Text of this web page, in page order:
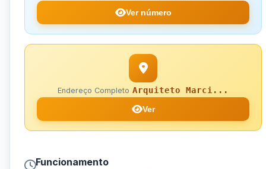
Ver número
Endereço Completo Arquiteto Marci...
Ver
Funcionamento